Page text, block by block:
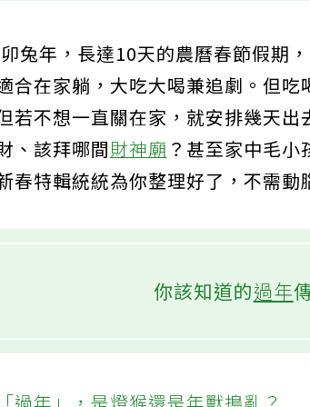
兔年，長達10天的農曆春節假期
合在家躺，大吃大喝兼追劇。但
若不想一直關在家，就安排幾天出
、該拜哪間財神廟 ？甚至家中毛
春特輯統統為你整理好了，不需動
你該知道的過年